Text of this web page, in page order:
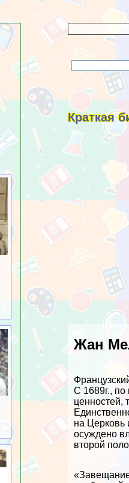
Краткая
Жан
С 1689г.,
ценностей,
на Церковь
осуждено
второй